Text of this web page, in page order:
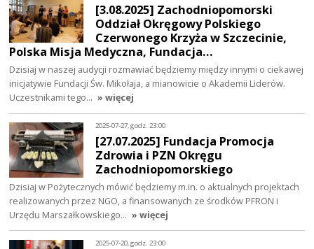
[3.08.2025] Zachodniopomorski
Oddział Okręgowy Polskiego
Czerwonego Krzyża w Szczecinie,
Polska Misja Medyczna, Fundacja…
Dzisiaj w naszej audycji rozmawiać będziemy między innymi o ciekawej
inicjatywie Fundacji Św. Mikołaja, a mianowicie o Akademii Liderów.
Uczestnikami tego… » więcej
2025-07-27, godz. 23:00
[27.07.2025] Fundacja Promocja
Zdrowia i PZN Okręgu
Zachodniopomorskiego
Dzisiaj w Pożytecznych mówić będziemy m.in. o aktualnych projektach
realizowanych przez NGO, a finansowanych ze środków PFRON i
Urzędu Marszałkowskiego… » więcej
2025-07-20, godz. 23:00